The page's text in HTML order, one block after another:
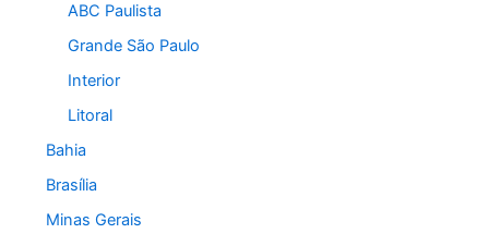
ABC Paulista
Grande São Paulo
Interior
Litoral
Bahia
Brasília
Minas Gerais